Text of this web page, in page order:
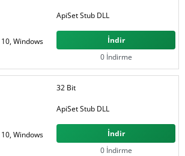
ApiSet Stub DLL
Windows
İndir
0 İndirme
32 Bit
ApiSet Stub DLL
Windows
İndir
0 İndirme